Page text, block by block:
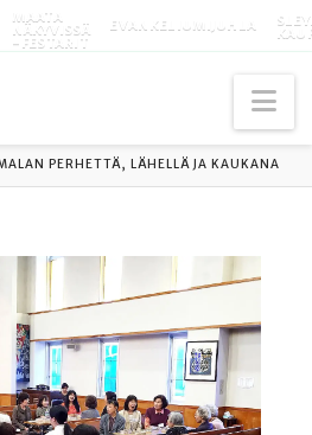
MAATA
NÄKYVISSÄ
-FESTARIT
EVANKELIUMIJUHLA
PERHETTÄ, LÄHELLÄ JA KAUKANA